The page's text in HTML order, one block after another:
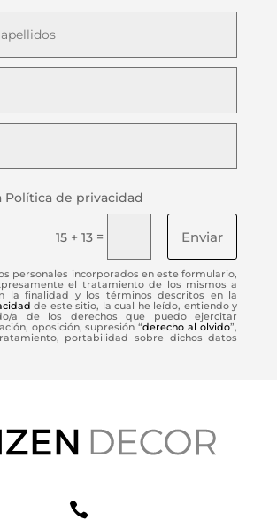
Política de privacidad
15 + 13 = Enviar
personales incorporados en este formulario,
el tratamiento de los mismos a
la finalidad y los términos descritos en la
de este sitio, la cual he leído, entiendo y
a de los derechos que puedo ejercitar
oposición, supresión “derecho al olvido”,
portabilidad sobre dichos datos
